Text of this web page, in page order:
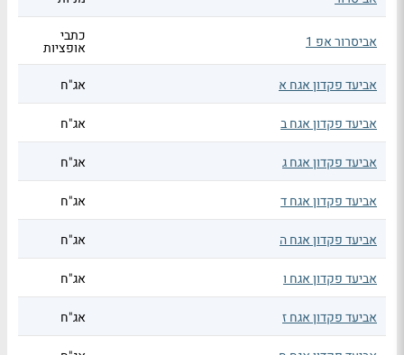
אביסרור אפ 1 כתבי
אופציות
אביעד פקדון אגח א
אג"ח
אביעד פקדון אגח ב אג"ח
אביעד פקדון אגח ג אג"ח
אביעד פקדון אגח ד אג"ח
אביעד פקדון אגח ה אג"ח
אביעד פקדון אגח ו אג"ח
אביעד פקדון אגח ז אג"ח